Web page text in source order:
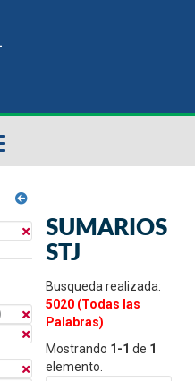
SUMARIOS
STJ
Busqueda realizada:
5020 (Todas las
Palabras)
Mostrando 1-1 de 1
elemento.